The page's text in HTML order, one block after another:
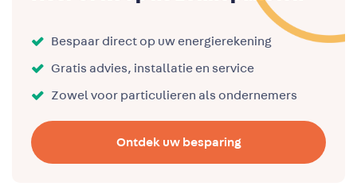
Bespaar direct op uw energierekening
Gratis advies, installatie en service
Zowel voor particulieren als ondernemers
Ontdek uw besparing